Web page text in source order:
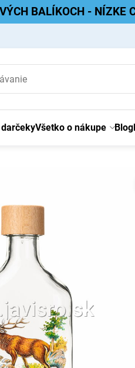
BALÍKOCH - NÍZKE
Všetko o nákupe Blog